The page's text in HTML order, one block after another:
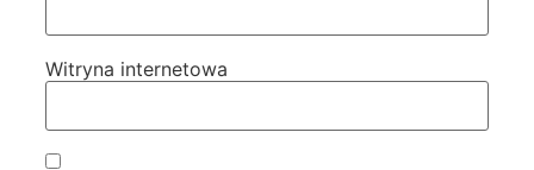
Witryna internetowa